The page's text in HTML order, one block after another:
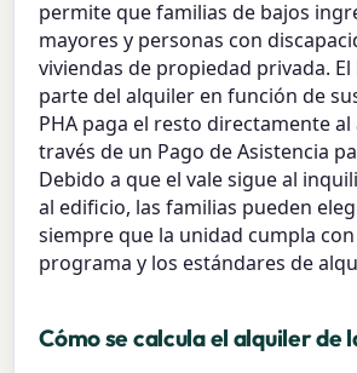
permite que familias de bajos
mayores y personas con
viviendas de propiedad privada.
parte del alquiler en función de
PHA paga el resto directamente
través de un Pago de Asistencia
Debido a que el vale sigue al
al edificio, las familias pueden
siempre que la unidad cumpla
programa y los estándares de
Cómo se calcula el alquiler de